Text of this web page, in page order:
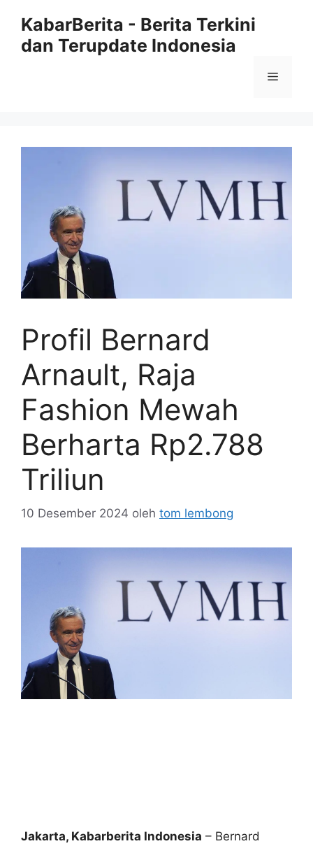
KabarBerita - Berita Terkini
dan Terupdate Indonesia
Menu
Profil Bernard
Arnault, Raja
Fashion Mewah
Berharta Rp2.788
Triliun
10 Desember 2024 oleh tom lembong
Jakarta, Kabarberita Indonesia – Bernard